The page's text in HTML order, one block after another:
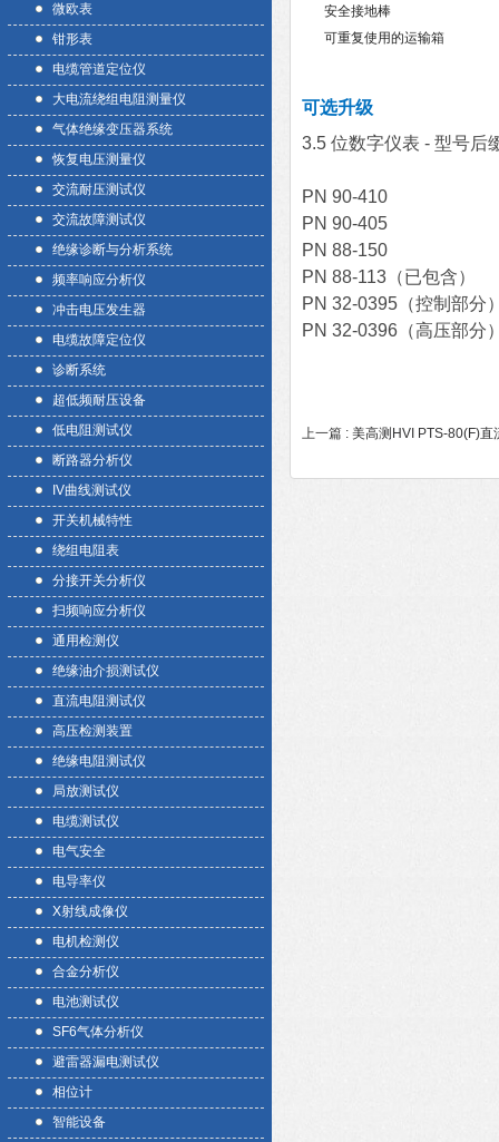
微欧表
钳形表
电缆管道定位仪
大电流绕组电阻测量仪
气体绝缘变压器系统
恢复电压测量仪
交流耐压测试仪
交流故障测试仪
绝缘诊断与分析系统
频率响应分析仪
冲击电压发生器
电缆故障定位仪
诊断系统
超低频耐压设备
低电阻测试仪
断路器分析仪
IV曲线测试仪
开关机械特性
绕组电阻表
分接开关分析仪
扫频响应分析仪
通用检测仪
绝缘油介损测试仪
直流电阻测试仪
高压检测装置
绝缘电阻测试仪
局放测试仪
电缆测试仪
电气安全
电导率仪
X射线成像仪
电机检测仪
合金分析仪
电池测试仪
SF6气体分析仪
避雷器漏电测试仪
相位计
智能设备
安全接地棒
可重复使用的运输箱
可选升级
3.5 位数字仪表 - 型号后
PN 90-410
PN 90-405
PN 88-150
PN 88-113（已包含）
PN 32-0395（控制部分
PN 32-0396（高压部分
上一篇 : 美高测HVI PTS-80(F)直